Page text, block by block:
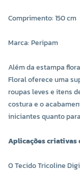
Comprimento: 150 cm
Marca: Peripam
Além da estampa
Floral oferece uma
roupas leves e itens
costura e o
iniciantes quanto
Aplicações criativas
O Tecido Tricoline